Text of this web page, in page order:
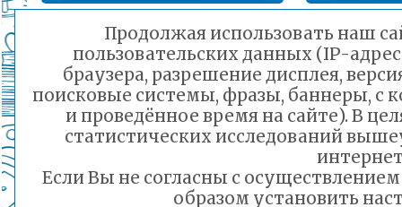
Порядок предоставления льготного
малоимущих семей
Подробнее...
Горячая линия по вопросам школьного
30-21
Читинские
сдавать пробный ЕГЭ
13.03.2023 09:32
Продолжая использовать наш
пользовательских данных (IP-
браузера, разрешение дисплея,
поисковые системы, фразы, баннеры, с
и проведённое время на сайте). В
статистических исследований
Если Вы не согласны с
образом установить